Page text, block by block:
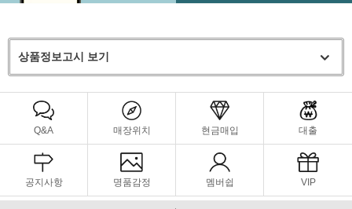
상품정보고시 보기
Q&A 매장위치 현금매입 대출
공지사항 명품감정 멤버쉽 VIP